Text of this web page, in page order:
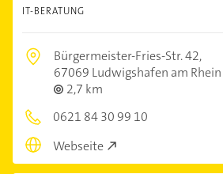
IT-BERATUNG
Bürgermeister-Fries-Str. 42,
67069 Ludwigshafen am Rhein
2,7 km
0621 84 30 99 10
Webseite